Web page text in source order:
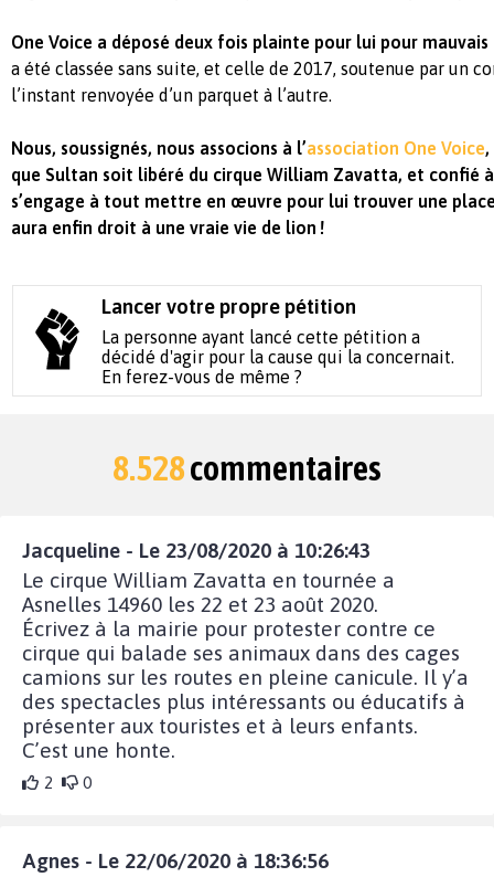
One Voice a déposé deux fois plainte pour lui pour
a été classée sans suite, et celle de 2017, soutenue par un
l’instant renvoyée d’un parquet à l’autre.
Nous, soussignés, nous associons à l’association One Voice
que Sultan soit libéré du cirque William Zavatta, et confié
s’engage à tout mettre en œuvre pour lui trouver une
aura enfin droit à une vraie vie de lion !
Lancer votre propre pétition
La personne ayant lancé cette pétition a
décidé d'agir pour la cause qui la concernait.
En ferez-vous de même ?
8.528commentaires
Jacqueline - Le 23/08/2020 à 10:26:43
Le cirque William Zavatta en tournée a
Asnelles 14960 les 22 et 23 août 2020.
Écrivez à la mairie pour protester contre ce
cirque qui balade ses animaux dans des cages
camions sur les routes en pleine canicule. Il y’a
des spectacles plus intéressants ou éducatifs à
présenter aux touristes et à leurs enfants.
C’est une honte.
2 0
Agnes - Le 22/06/2020 à 18:36:56